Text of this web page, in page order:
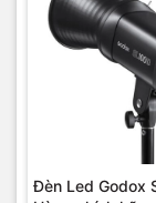
Đèn Led Godox